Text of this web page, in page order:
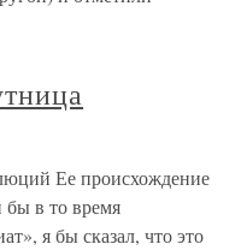
Ее происхождение
бы в то время
я бы сказал, что это